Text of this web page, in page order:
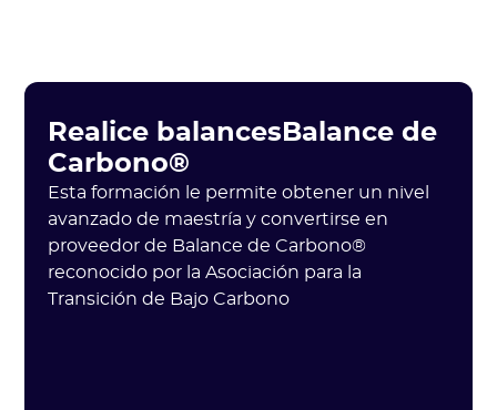
Realice balancesBalance de
Carbono®
Esta formación le permite obtener un nivel
avanzado de maestría y convertirse en
proveedor de Balance de Carbono®
reconocido por la Asociación para la
Transición de Bajo Carbono